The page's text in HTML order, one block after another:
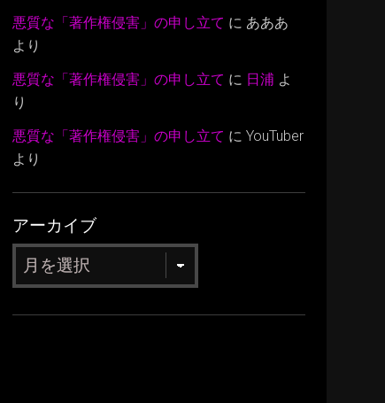
悪質な「著作権侵害」の申し立て に あああ
より
悪質な「著作権侵害」の申し立て に 日浦 よ
り
悪質な「著作権侵害」の申し立て にYouTuber
より
アーカイブ
ー